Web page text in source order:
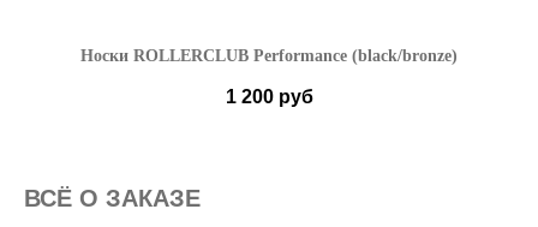
Носки ROLLERCLUB Performance (black/bronze)
1 200 руб
ВСË О ЗАКАЗЕ